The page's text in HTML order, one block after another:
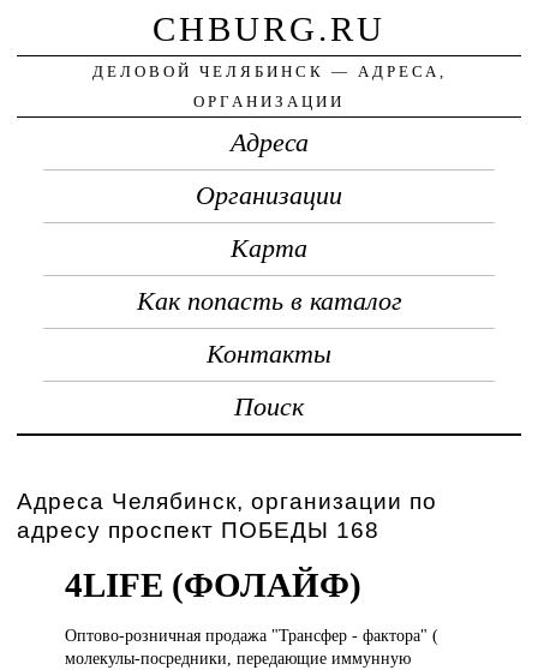
CHBURG.RU
ДЕЛОВОЙ ЧЕЛЯБИНСК — АДРЕСА,
ОРГАНИЗАЦИИ
Адреса
Организации
Карта
Как попасть в каталог
Контакты
Поиск
Адреса Челябинск, организации по
адресу проспект ПОБЕДЫ 168
4LIFE (ФОЛАЙФ)
Оптово-розничная продажа "Трансфер - фактора" (
молекулы-посредники, передающие иммунную